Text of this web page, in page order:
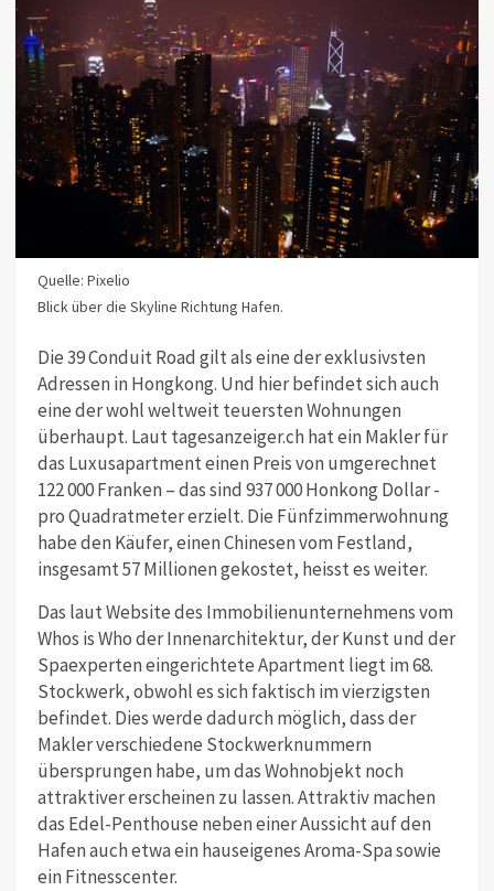
Quelle: Pixelio
Blick über die Skyline Richtung Hafen.
Die 39 Conduit Road gilt als eine der exklusivsten
Adressen in Hongkong. Und hier befindet sich auch
eine der wohl weltweit teuersten Wohnungen
überhaupt. Laut tagesanzeiger.ch hat ein Makler für
das Luxusapartment einen Preis von umgerechnet
122 000 Franken – das sind 937 000 Honkong Dollar -
pro Quadratmeter erzielt. Die Fünfzimmerwohnung
habe den Käufer, einen Chinesen vom Festland,
insgesamt 57 Millionen gekostet, heisst es weiter.
Das laut Website des Immobilienunternehmens vom
Whos is Who der Innenarchitektur, der Kunst und der
Spaexperten eingerichtete Apartment liegt im 68.
Stockwerk, obwohl es sich faktisch im vierzigsten
befindet. Dies werde dadurch möglich, dass der
Makler verschiedene Stockwerknummern
übersprungen habe, um das Wohnobjekt noch
attraktiver erscheinen zu lassen. Attraktiv machen
das Edel-Penthouse neben einer Aussicht auf den
Hafen auch etwa ein hauseigenes Aroma-Spa sowie
ein Fitnesscenter.